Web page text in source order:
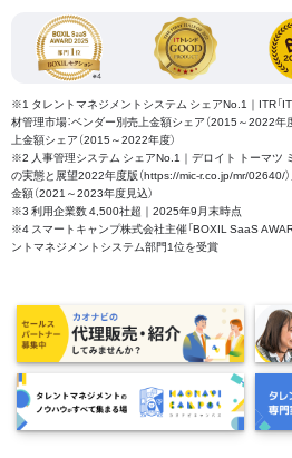
※1 タレントマネジメントシステム シェアNo.1｜ITR「
材管理市場：ベンダー別売上金額シェア（2015～2022年
上金額シェア（2015～2022年度）
※2 人事管理システム シェアNo.1｜デロイト トーマツ
の実態と展望2022年度版（https://mic-r.co.jp/mr/02640/
金額（2021～2023年度見込）
※3 利用企業数 4,500社超｜2025年9月末時点
※4 スマートキャンプ株式会社主催「BOXIL SaaS
ントマネジメントシステム部門1位を受賞